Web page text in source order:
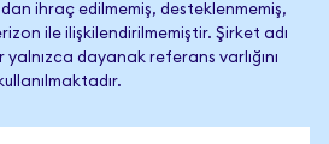
ihraç edilmemiş, desteklenmemiş,
ile ilişkilendirilmemiştir. Şirket adı
dayanak referans varlığını